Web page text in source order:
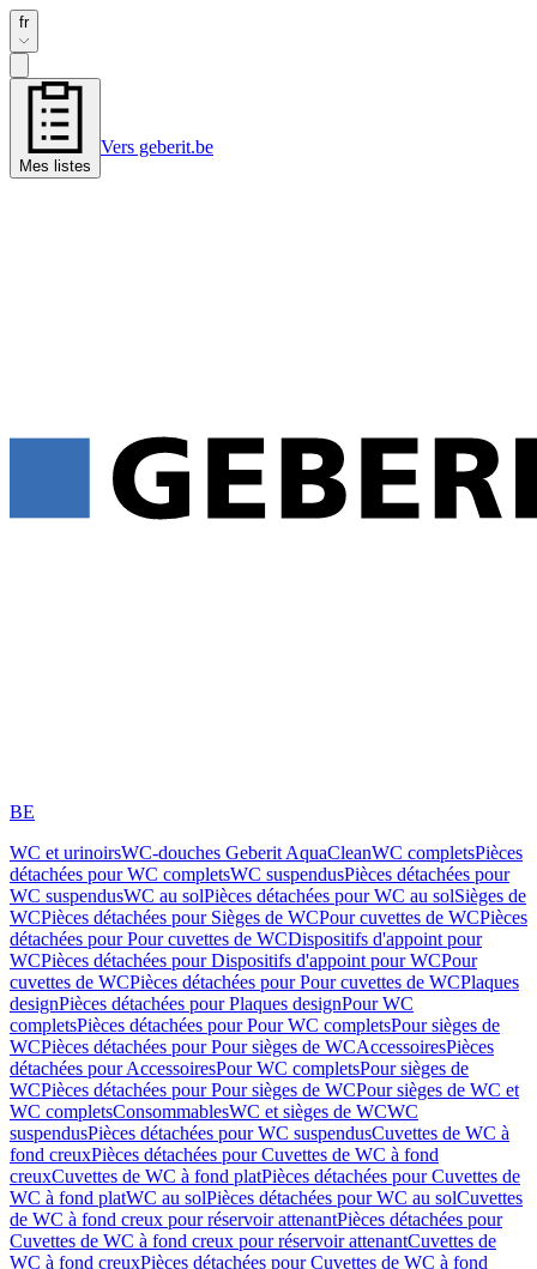
fr
Mes listes
Vers geberit.be
BE
WC et urinoirsWC-douches Geberit AquaCleanWC completsPièces
détachées pour WC completsWC suspendusPièces détachées pour
WC suspendusWC au solPièces détachées pour WC au solSièges de
WCPièces détachées pour Sièges de WCPour cuvettes de WCPièces
détachées pour Pour cuvettes de WCDispositifs d'appoint pour
WCPièces détachées pour Dispositifs d'appoint pour WCPour
cuvettes de WCPièces détachées pour Pour cuvettes de WCPlaques
designPièces détachées pour Plaques designPour WC
completsPièces détachées pour Pour WC completsPour sièges de
WCPièces détachées pour Pour sièges de WCAccessoiresPièces
détachées pour AccessoiresPour WC completsPour sièges de
WCPièces détachées pour Pour sièges de WCPour sièges de WC et
WC completsConsommablesWC et sièges de WCWC
suspendusPièces détachées pour WC suspendusCuvettes de WC à
fond creuxPièces détachées pour Cuvettes de WC à fond
creuxCuvettes de WC à fond platPièces détachées pour Cuvettes de
WC à fond platWC au solPièces détachées pour WC au solCuvettes
de WC à fond creux pour réservoir attenantPièces détachées pour
Cuvettes de WC à fond creux pour réservoir attenantCuvettes de
WC à fond creuxPièces détachées pour Cuvettes de WC à fond